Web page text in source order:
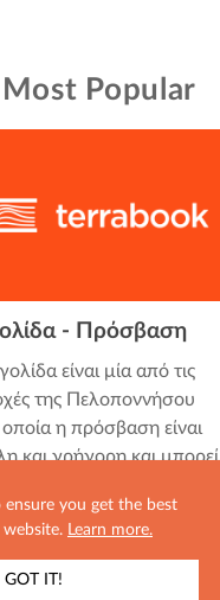
ensure you get the best
Learn more.
GOT IT!
Most Popular
- Πρόσβαση
είναι μία από τις
της Πελοποννήσου
η πρόσβαση είναι
και γρήγορη και μπορεί